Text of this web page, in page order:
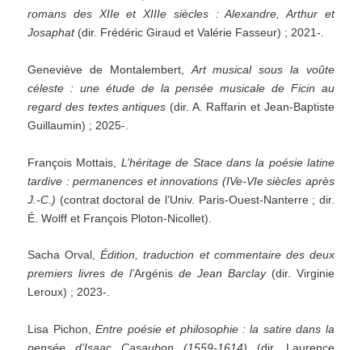
romans des XIIe et XIIIe siècles : Alexandre, Arthur et
Josaphat(dir. Frédéric Giraud et Valérie Fasseur) ; 2021-.
Geneviève de Montalembert, Art musical sous la voûte
céleste : une étude de la pensée musicale de Ficin au
regard des textes antiques (dir. A. Raffarin et Jean-Baptiste
Guillaumin) ; 2025-.
François Mottais, L’héritage de Stace dans la poésie latine
tardive : permanences et innovations (IVe-VIe siècles après
J.-C.) (contrat doctoral de l’Univ. Paris-Ouest-Nanterre ; dir.
É. Wolff et François Ploton-Nicollet).
Sacha Orval,Édition, traduction et commentaire des deux
premiers livres de l’Argénisde Jean Barclay(dir. Virginie
Leroux) ; 2023-.
Lisa Pichon,Entre poésie et philosophie : la satire dans la